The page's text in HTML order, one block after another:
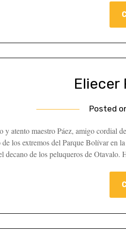
Eliecer
Posted
y atento maestro Páez, amigo cordial
de los extremos del Parque Bolívar en
decano de los peluqueros de